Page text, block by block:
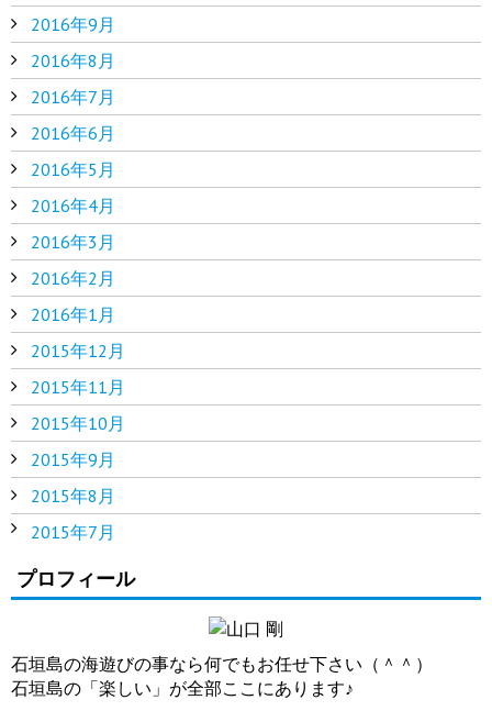
2016年9月
2016年8月
2016年7月
2016年6月
2016年5月
2016年4月
2016年3月
2016年2月
2016年1月
2015年12月
2015年11月
2015年10月
2015年9月
2015年8月
2015年7月
プロフィール
石垣島の海遊びの事なら何でもお任せ下さい（＾＾）
石垣島の「楽しい」が全部ここにあります♪